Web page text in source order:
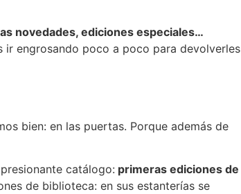
novedades, ediciones especiales…
ir engrosando poco a poco para devolverles
bien: en las puertas. Porque además de
catálogo: primeras ediciones de
de biblioteca: en sus estanterías se